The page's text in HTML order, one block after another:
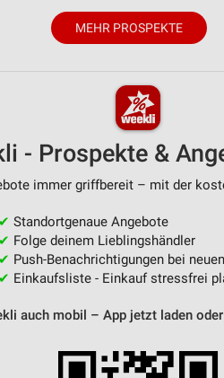
MEHR PROSPEKTE
- Prospekte &
immer griffbereit – mit der
✔ Standortgenaue Angebote
✔ Folge deinem Lieblingshändler
✔ Push-Benachrichtigungen bei
✔ Einkaufsliste - Einkauf stressfrei
auch mobil – App jetzt laden oder